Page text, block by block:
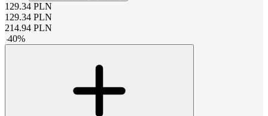
129.34 PLN
129.34 PLN
214.94 PLN
-40%